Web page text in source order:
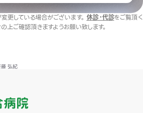
している場合がございます。 休診・代診をご覧頂く
上ご確認頂きますようお願い致します。
弘紀